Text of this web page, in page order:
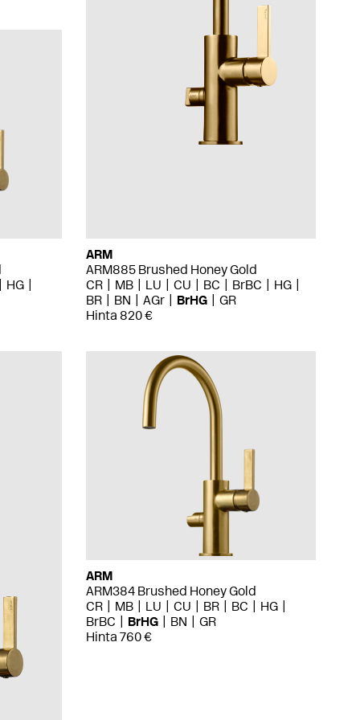
ARM
ARM885 Brushed Honey Gold
CR
MB LU CU BC BrBC
HG
BR
BN AGr BrHG
GR
Hinta 820 €
HG
ARM
ARM384 Brushed Honey Gold
CR
MB LU CU BR BC
HG
BrBC
BrHG BN
GR
Hinta 760 €